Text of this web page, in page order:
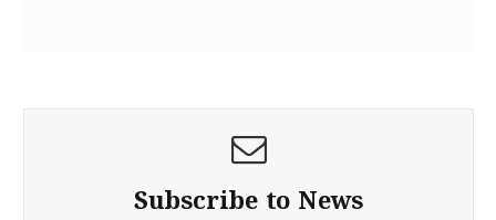
Subscribe to News